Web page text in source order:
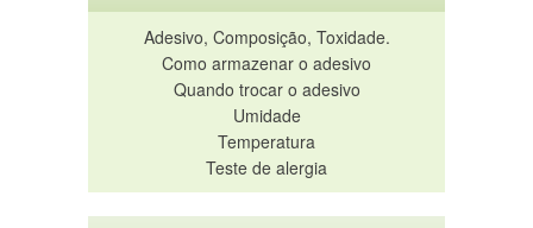
Adesivo, Composição, Toxidade.
Como armazenar o adesivo
Quando trocar o adesivo
Umidade
Temperatura
Teste de alergia